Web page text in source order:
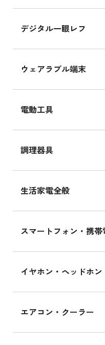
デジタル一眼レフ
ウェアラブル端末
電動工具
調理器具
生活家電全般
スマートフォン・携帯
イヤホン・ヘッドホン
エアコン・クーラー